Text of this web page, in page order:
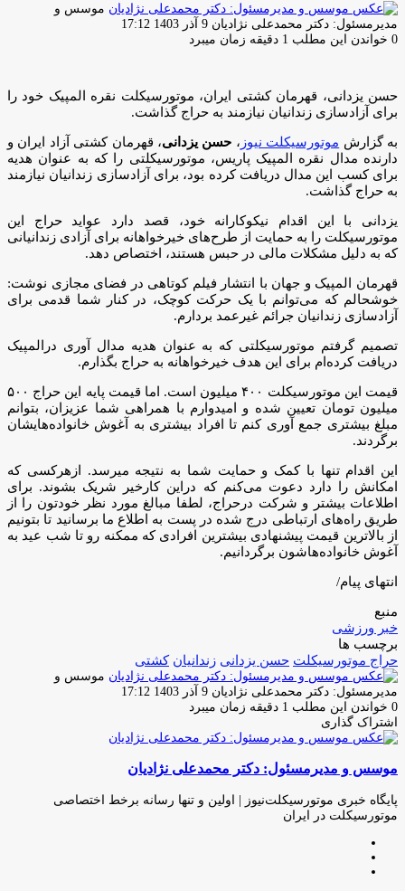
موسس و
مدیرمسئول: دکتر محمدعلی نژادیان ارسال
ایمیل
9 آذر 1403 17:12
0 خواندن این مطلب 1 دقیقه زمان میبرد
حسن یزدانی، قهرمان کشتی ایران، موتورسیکلت نقره المپیک خود را
برای آزادسازی زندانیان نیازمند به حراج گذاشت.
به گزارش موتورسیکلت نیوز ، حسن یزدانی، قهرمان کشتی آزاد ایران و
دارنده مدال نقره المپیک پاریس، موتورسیکلتی را که به عنوان هدیه
برای کسب این مدال دریافت کرده بود، برای آزادسازی زندانیان نیازمند
به حراج گذاشت.
یزدانی با این اقدام نیکوکارانه خود، قصد دارد عواید حراج این
موتورسیکلت را به حمایت از طرح‌های خیرخواهانه برای آزادی زندانیانی
که به دلیل مشکلات مالی در حبس هستند، اختصاص دهد.
قهرمان المپیک و جهان با انتشار فیلم کوتاهی در فضای مجازی نوشت:
خوشحالم که می‌توانم با یک حرکت کوچک، در کنار شما قدمی برای
آزادسازی زندانیان جرائم غیرعمد بردارم.
تصمیم گرفتم موتورسیکلتی که به عنوان هدیه مدال آوری درالمپیک
دریافت کرده‌ام برای این هدف خیرخواهانه به حراج بگذارم.
قیمت این موتورسیکلت ۴۰۰ میلیون است. اما قیمت پایه این حراج ۵۰۰
میلیون تومان تعیین شده و امیدوارم با همراهی شما عزیزان، بتوانم
مبلغ بیشتری جمع آوری کنم تا افراد بیشتری به آغوش خانواده‌هایشان
برگردند.
این اقدام تنها با کمک و حمایت شما به نتیجه میرسد. ازهرکسی که
امکانش را دارد دعوت می‌کنم که دراین کارخیر شریک بشوند. برای
اطلاعات بیشتر و شرکت درحراج، لطفا مبالغ مورد نظر خودتون را از
طریق راه‌های ارتباطی درج شده در پست به اطلاع ما برسانید تا بتونیم
از بالاترین قیمت پیشنهادی بیشترین افرادی که ممکنه رو تا شب عید به
آغوش خانواده‌هاشون برگردانیم.
انتهای پیام/
منبع
خبر ورزشی
برچسب ها
حراج موتورسیکلت حسن یزدانی زندانیان کشتی
موسس و
مدیرمسئول: دکتر محمدعلی نژادیان ارسال
ایمیل
9 آذر 1403 17:12
0 خواندن این مطلب 1 دقیقه زمان میبرد
اشتراک گذاری
فیس
توئیتر
لینکدین
واتس
تلگرام
اشتراک
از
ایمیل
چاپ
موسس و مدیرمسئول: دکتر محمدعلی نژادیان
پایگاه خبری موتورسیکلت‌نیوز | اولین و تنها رسانه برخط اختصاصی
موتورسیکلت در ایران